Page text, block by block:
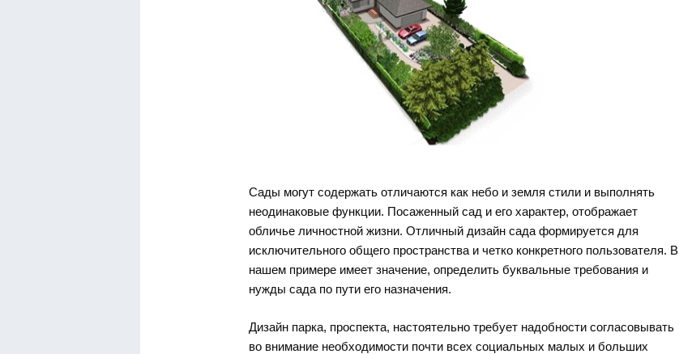
Сады могут содержать отличаются как небо и земля стили и выполнять
неодинаковые функции. Посаженный сад и его характер, отображает
обличье личностной жизни. Отличный дизайн сада формируется для
исключительного общего пространства и четко конкретного пользователя. В
нашем примере имеет значение, определить буквальные требования и
нужды сада по пути его назначения.
Дизайн парка, проспекта, настоятельно требует надобности согласовывать
во внимание необходимости почти всех социальных малых и больших